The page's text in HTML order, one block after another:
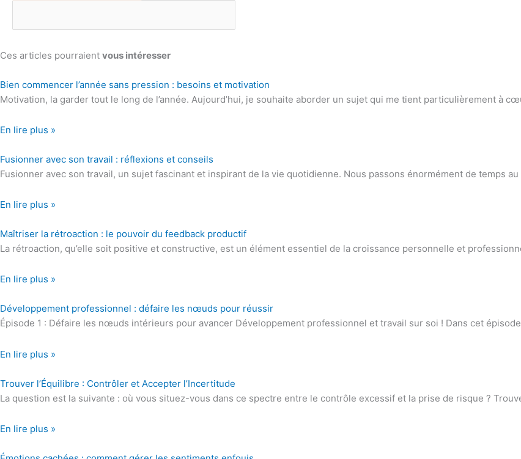
Ces articles pourraient vous intéresser
Bien commencer l’année sans pression : besoins et motivation
Motivation, la garder tout le long de l’année. Aujourd’hui, je souhaite aborder un sujet qui me tient particulièrement à
En lire plus »
Fusionner avec son travail : réflexions et conseils
Fusionner avec son travail, un sujet fascinant et inspirant de la vie quotidienne. Nous passons énormément de temps
En lire plus »
Maîtriser la rétroaction : le pouvoir du feedback productif
La rétroaction, qu’elle soit positive et constructive, est un élément essentiel de la croissance personnelle et
En lire plus »
Développement professionnel : défaire les nœuds pour réussir
Épisode 1 : Défaire les nœuds intérieurs pour avancer Développement professionnel et travail sur soi ! Dans cet épisode
En lire plus »
Trouver l’Équilibre : Contrôler et Accepter l’Incertitude
La question est la suivante : où vous situez-vous dans ce spectre entre le contrôle excessif et la prise de risque ?
En lire plus »